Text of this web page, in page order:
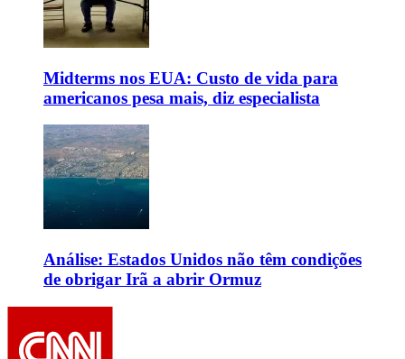
Midterms nos EUA: Custo de vida para
americanos pesa mais, diz especialista
Análise: Estados Unidos não têm condições
de obrigar Irã a abrir Ormuz